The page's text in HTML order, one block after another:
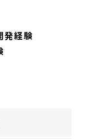
発経験